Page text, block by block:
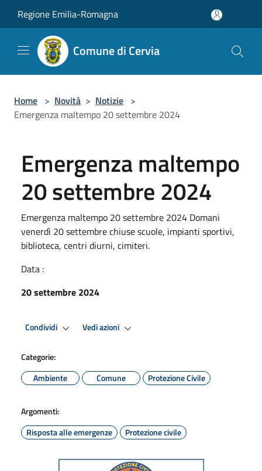
Regione Emilia-Romagna
Comune di Cervia
Home > Novità > Notizie >
Emergenza maltempo 20 settembre 2024
Emergenza maltempo
20 settembre 2024
Emergenza maltempo 20 settembre 2024 Domani
venerdì 20 settembre chiuse scuole, impianti sportivi,
biblioteca, centri diurni, cimiteri.
Data :
20 settembre 2024
Condividi Vedi azioni
Categorie:
Ambiente
Comune Protezione Civile
Argomenti:
Risposta alle emergenze
Protezione civile